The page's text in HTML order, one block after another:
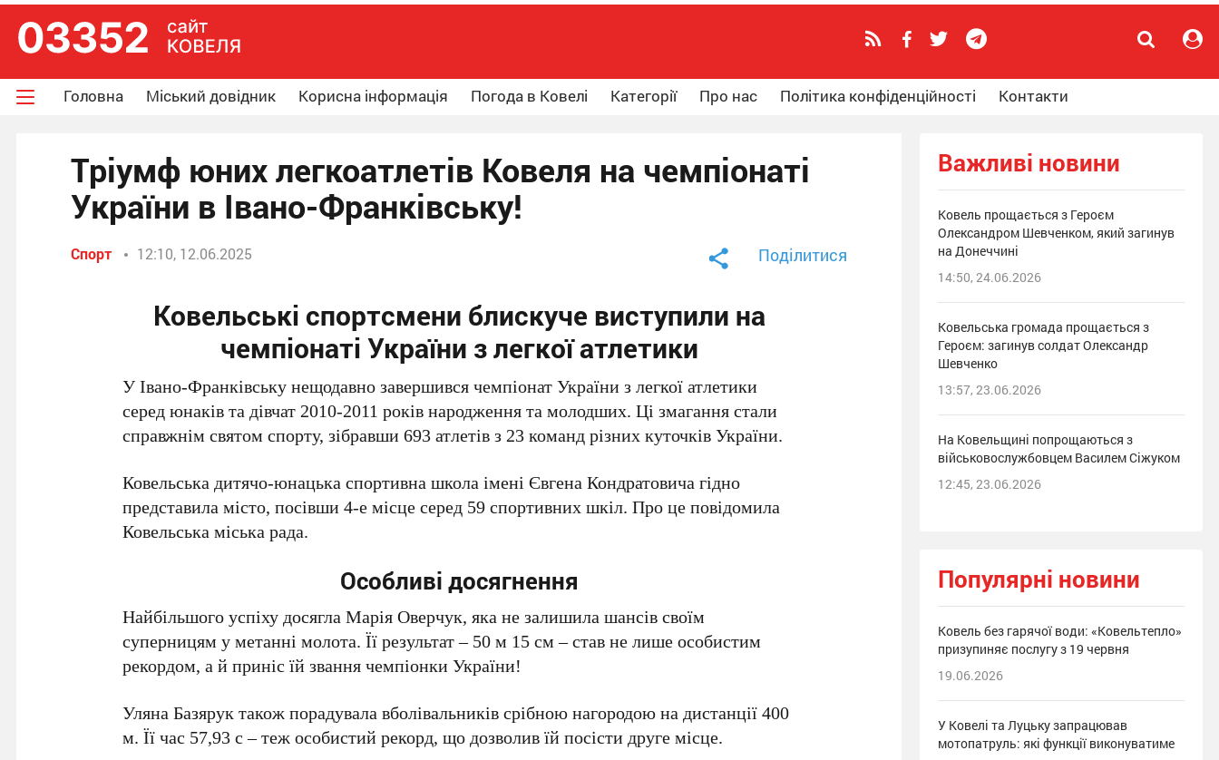
Головна Міський довідник Корисна інформація Погода в Ковелі Категорії Про нас Політика конфіденційності Контакти
Тріумф юних легкоатлетів Ковеля на чемпіонаті
України в Івано-Франківську!
Спорт 12:10, 12.06.2025 Поділитися
Ковельські спортсмени блискуче виступили на
чемпіонаті України з легкої атлетики
У Івано-Франківську нещодавно завершився чемпіонат України з легкої атлетики
серед юнаків та дівчат 2010-2011 років народження та молодших. Ці змагання стали
справжнім святом спорту, зібравши 693 атлетів з 23 команд різних куточків України.
Ковельська дитячо-юнацька спортивна школа імені Євгена Кондратовича гідно
представила місто, посівши 4-е місце серед 59 спортивних шкіл. Про це повідомила
Ковельська міська рада.
Особливі досягнення
Найбільшого успіху досягла Марія Оверчук, яка не залишила шансів своїм
суперницям у метанні молота. Її результат – 50 м 15 см – став не лише особистим
рекордом, а й приніс їй звання чемпіонки України!
Уляна Базярук також порадувала вболівальників срібною нагородою на дистанції 400
м. Її час 57,93 с – теж особистий рекорд, що дозволив їй посісти друге місце.
Важливі новини
Ковель прощається з Героєм
Олександром Шевченком, який загинув
на Донеччині
14:50, 24.06.2026
Ковельська громада прощається з
Героєм: загинув солдат Олександр
Шевченко
13:57, 23.06.2026
На Ковельщині попрощаються з
військовослужбовцем Василем Сіжуком
12:45, 23.06.2026
Популярні новини
Ковель без гарячої води: «Ковельтепло»
призупиняє послугу з 19 червня
19.06.2026
У Ковелі та Луцьку запрацював
мотопатруль: які функції виконуватиме